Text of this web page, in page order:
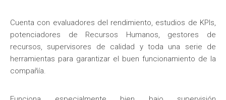
Cuenta con evaluadores del rendimiento, estudios de KPIs,
potenciadores de Recursos Humanos, gestores de
recursos, supervisores de calidad y toda una serie de
herramientas para garantizar el buen funcionamiento de la
compañía.